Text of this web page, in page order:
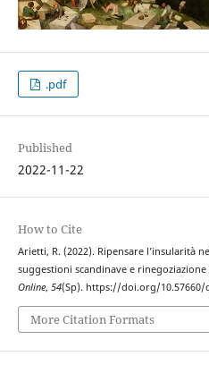
.pdf
Published
2022-11-22
How to Cite
Arietti, R. (2022). Ripensare l’insularità
suggestioni scandinave e
Online, 54(Sp). https://doi.org/10.57660/
More Citation Formats